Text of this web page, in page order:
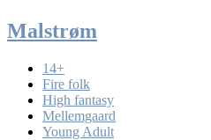
Malstrøm
14+
Fire folk
High fantasy
Mellemgaard
Young Adult